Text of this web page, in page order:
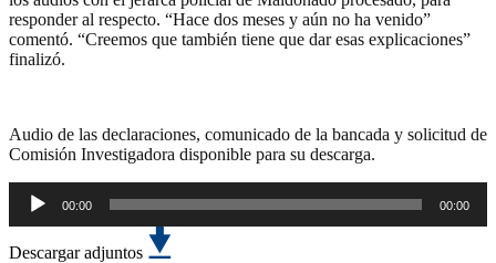
responder al respecto. “Hace dos meses y aún no ha venido”
comentó. “Creemos que también tiene que dar esas explicaciones”
finalizó.
Audio de las declaraciones, comunicado de la bancada y solicitud de
Comisión Investigadora disponible para su descarga.
Reproductor
de
00:00 00:00
Descargar adjuntos